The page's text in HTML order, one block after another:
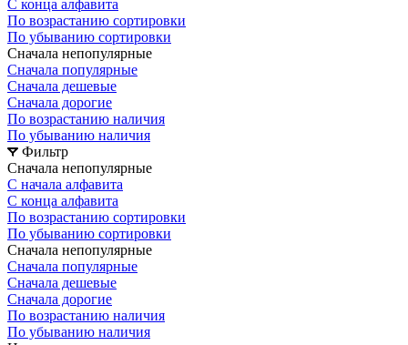
С конца алфавита
По возрастанию сортировки
По убыванию сортировки
Сначала непопулярные
Сначала популярные
Сначала дешевые
Сначала дорогие
По возрастанию наличия
По убыванию наличия
Фильтр
Сначала непопулярные
С начала алфавита
С конца алфавита
По возрастанию сортировки
По убыванию сортировки
Сначала непопулярные
Сначала популярные
Сначала дешевые
Сначала дорогие
По возрастанию наличия
По убыванию наличия